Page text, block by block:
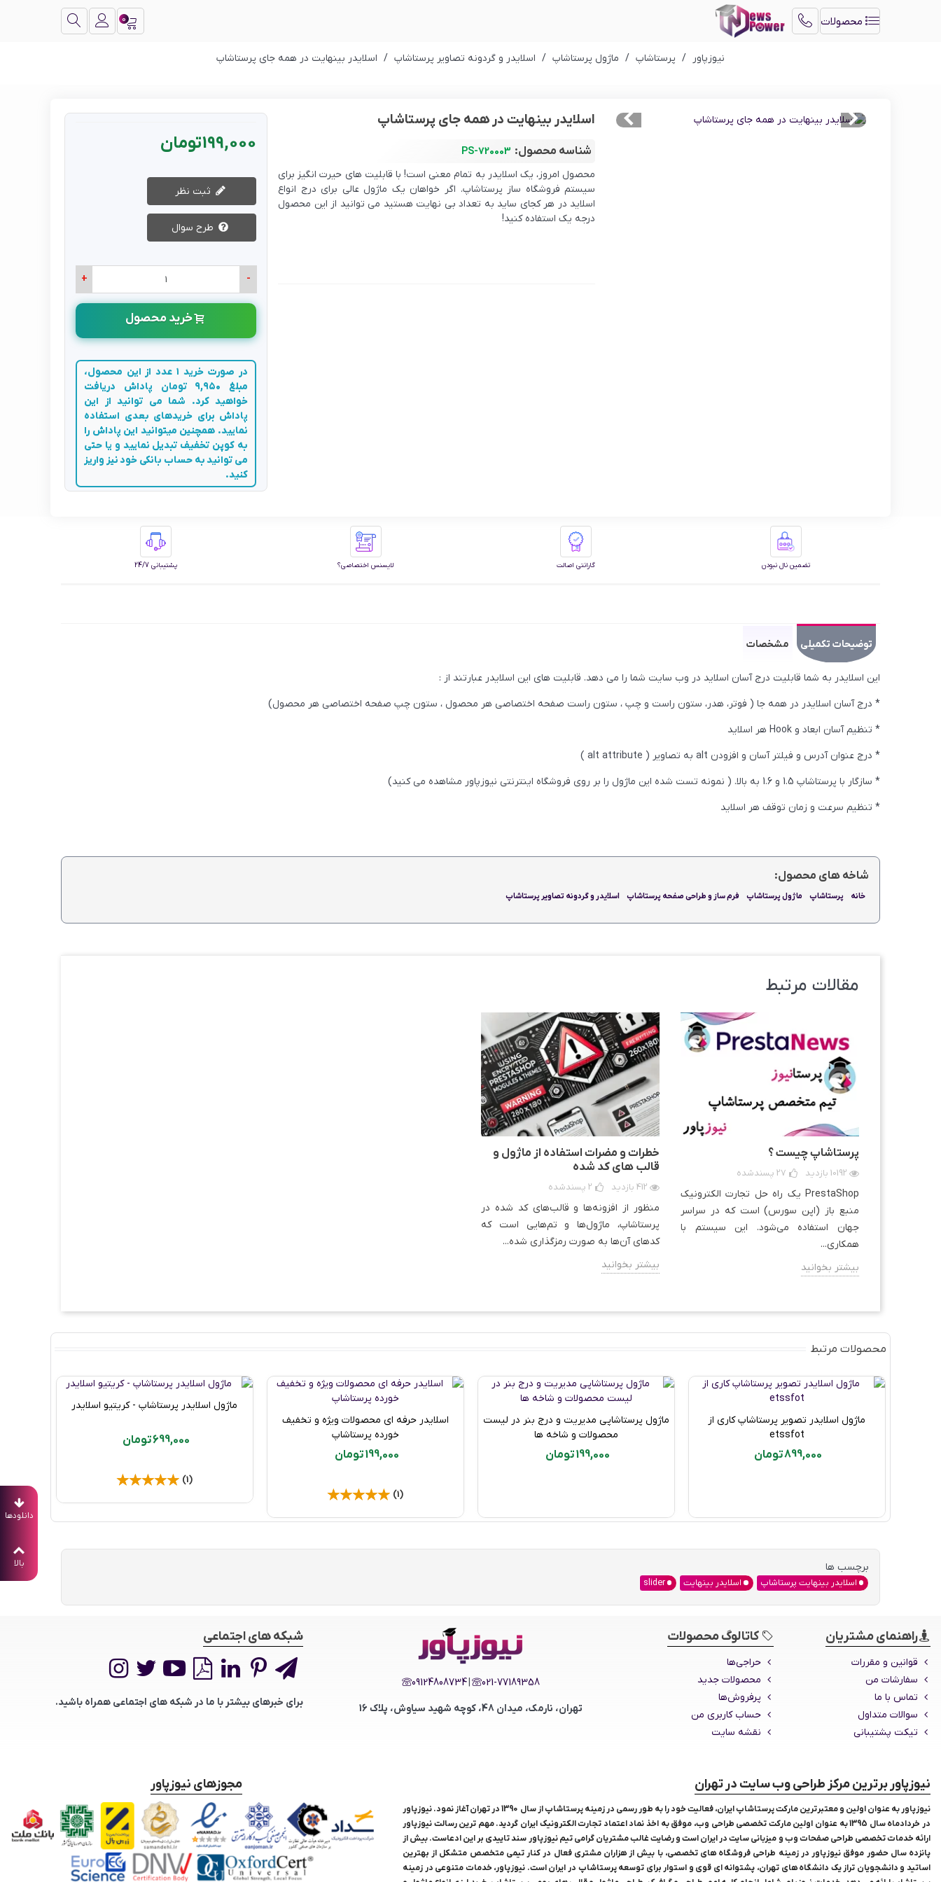
محصولات 0
نیوزپاور / پرستاشاپ / ماژول پرستاشاپ / اسلایدر و گردونه تصاویر پرستاشاپ / اسلایدر بینهایت در همه جای پرستاشاپ
اسلایدر بینهایت در همه جای پرستاشاپ
شناسه محصول: PS-720003
محصول امروز، یک اسلایدر به تمام معنی است! با قابلیت های حیرت انگیز برای
سیستم فروشگاه ساز پرستاشاپ. اگر خواهان یک ماژول عالی برای درج انواع
اسلاید در هر کجای ساید به تعداد بی نهایت هستید می توانید از این محصول
درجه یک استفاده کنید!
199,000 تومان
-
+
خرید محصول
در صورت خرید 1 عدد از این محصول،
مبلغ 9,950 تومان پاداش دریافت
خواهید کرد. شما می توانید از این
پاداش برای خریدهای بعدی استفاده
نمایید. همچنین میتوانید این پاداش را
به کوپن تخفیف تبدیل نمایید و یا حتی
می توانید به حساب بانکی خود نیز واریز
کنید.
تضمین نال نبودن گارانتی اصالت لایسنس اختصاصی؟ پشتیبانی 24/7
توضیحات تکمیلی مشخصات
این اسلایدر به شما قابلیت درج آسان اسلاید در وب سایت شما را می دهد. قابلیت های این اسلایدر عبارتند از :
* درج آسان اسلایدر در همه جا ( فوتر، هدر، ستون راست و چپ ، ستون راست صفحه اختصاصی هر محصول ، ستون چپ صفحه اختصاصی هر محصول)
* تنظیم آسان ابعاد و Hook هر اسلاید
* درج عنوان آدرس و فیلتر آسان و افزودن alt به تصاویر ( alt attribute )
* سازگار با پرستاشاپ 1.5 و 1.6 به بالا. ( نمونه تست شده این ماژول را بر روی فروشگاه اینترنتی نیوزپاور مشاهده می کنید)
* تنظیم سرعت و زمان توقف هر اسلاید
شاخه های محصول:
خانه پرستاشاپ ماژول پرستاشاپ فرم ساز و طراحی صفحه پرستاشاپ اسلایدر و گردونه تصاویر پرستاشاپ
مقالات مرتبط
پرستاشاپ چیست ؟
10192 بازدید 27 پسندشده
PrestaShop یک راه حل تجارت الکترونیک
منبع باز (اپن سورس) است که در سراسر
جهان استفاده می‌­شود. این سیستم با
همکاری...
بیشتر بخوانید
خطرات و مضرات استفاده از ماژول و
قالب های کد شده
412 بازدید 2 پسندشده
منظور از افزونه‌ها و قالب‌های کد شده در
پرستاشاپ، ماژول‌ها و تم‌هایی است که
کدهای آن‌ها به صورت رمزگذاری شده...
بیشتر بخوانید
محصولات مرتبط
خرید محصول
ماژول اسلایدر تصویر پرستاشاپ کاری از
etssfot
899,000 تومان
خرید محصول
ماژول پرستاشاپی مدیریت و درج بنر در لیست
محصولات و شاخه ها
199,000 تومان
خرید محصول
اسلایدر حرفه ای محصولات ویژه و تخفیف
خورده پرستاشاپ
199,000 تومان
(1)
خرید محصول
ماژول اسلایدر پرستاشاپ - کریتیو اسلایدر
699,000 تومان
(1)
برچسب ها
اسلایدر بینهایت پرستاشاپ اسلایدر بینهایت slider
راهنمای مشتریان
قوانین و مقررات
سفارشات من
تماس با ما
سوالات متداول
تیکت پشتیبانی
کاتالوگ محصولات
حراجی‌ها
محصولات جدید
پرفروش‌ها
حساب کاربری من
نقشه سایت
021-77189358
09124808734
تهران، نارمک، میدان 48، کوچه شهید سیاوش، پلاک 16
شبکه های اجتماعی
برای خبرهای بیشتر با ما در شبکه های اجتماعی همراه باشید.
نیوزپاور برترین مرکز طراحی وب سایت در تهران
نیوزپاور به عنوان اولین و معتبرترین مارکتپرستاشاپ
ایران، فعالیت خود را به طور رسمی در زمینه پرستاشاپ از سال 1390 در تهران آغاز نمود. نیوزپاور
در خردادماه سال 1395 به عنوان اولین مارکت تخصصی طراحی وب، موفق به اخذ نماد اعتماد تجارت الکترونیک ایران گردید. مهم ترین رسالت نیوزپاور
ارائه خدمات تخصصی طراحی صفحات وب و میزبانی سایت در ایران است و رضایت غالب مشتریان گرامی تیم نیوزپاور سند تاییدی بر این ادعاست. بیش از
پانزده سال حضور موفق نیوزپاور در زمینه طراحی فروشگاه های تخصصی، با بیش از هزاران مشتری فعال در کنار تیمی متخصص متشکل از بهترین
اساتید و دانشجویان تراز یک دانشگاه های تهران، پشتوانه ای قوی و استوار برای توسعه پرستاشاپ در ایران است. نیوزپاور، خدمات متنوعی در زمینه
مجوزهای نیوزپاور
دانلودها
بالا